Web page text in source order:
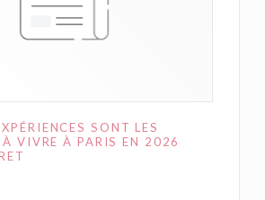
SONT LES
À VIVRE À PARIS EN 2026